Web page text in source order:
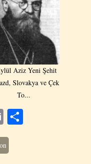
Aziz Yeni Şehit
Slovakya ve Çek
To...
Email